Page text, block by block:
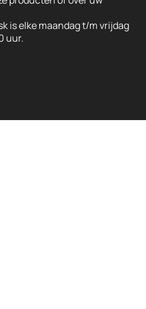
is elke maandag t/m vrijdag
uur.